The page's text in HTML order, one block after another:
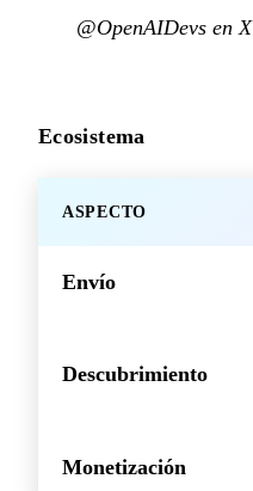
@OpenAIDevs en X
Ecosistema
ASPECTO
Envío
Descubrimiento
Monetización